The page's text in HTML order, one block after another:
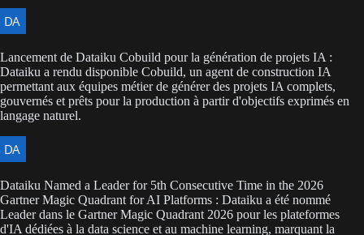
Lancement de Dataiku Cobuild pour la génération de projets IA :
Dataiku a rendu disponible Cobuild, un agent de construction IA
permettant aux équipes métier de générer des projets IA complets,
gouvernés et prêts pour la production à partir d'objectifs exprimés en
langage naturel.
Dataiku Named a Leader for 5th Consecutive Time in the 2026
Gartner Magic Quadrant for AI Platforms : Dataiku a été nommé
Leader dans le Gartner Magic Quadrant 2026 pour les plateformes
d'IA dédiées à la data science et au machine learning, marquant la